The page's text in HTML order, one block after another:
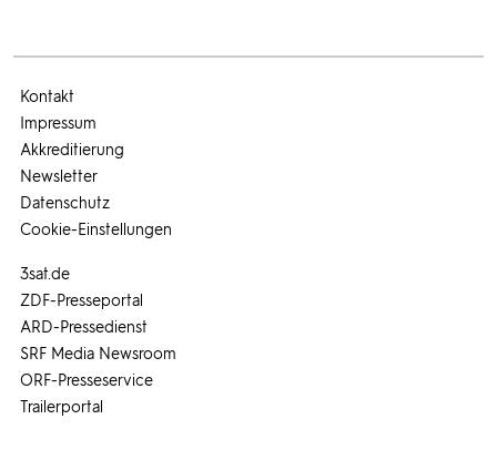
3sat.de
ZDF-Presseportal
ARD-Pressedienst
SRF Media Newsroom
ORF-Presseservice
Trailerportal
Kontakt
Impressum
Akkreditierung
Newsletter
Datenschutz
Cookie-Einstellungen